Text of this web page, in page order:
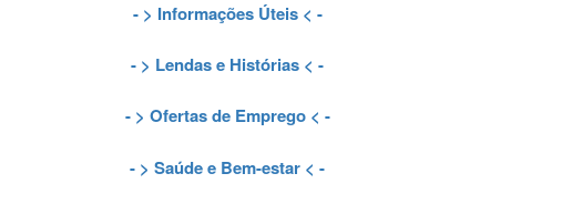
- > Informações Úteis< -
- > Lendas e Histórias < -
- > Ofertas de Emprego< -
- >Saúde e Bem-estar < -